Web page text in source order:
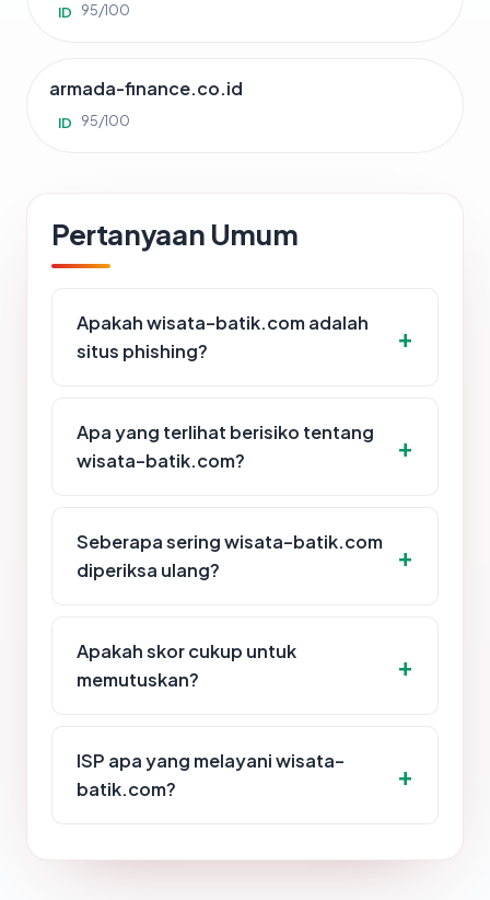
ID 95/100
armada-finance.co.id
ID 95/100
Pertanyaan Umum
Apakah wisata-batik.com adalah
situs phishing?
Apa yang terlihat berisiko tentang
wisata-batik.com?
Seberapa sering wisata-batik.com
diperiksa ulang?
Apakah skor cukup untuk
memutuskan?
ISP apa yang melayani wisata-
batik.com?